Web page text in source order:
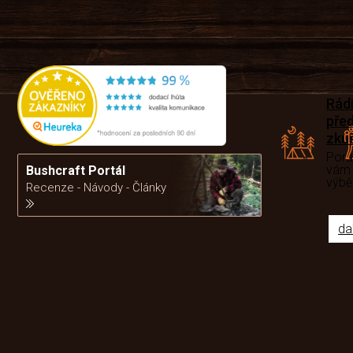
Bushcraft Portál
Recenze - Návody - Články
Rádi
vám